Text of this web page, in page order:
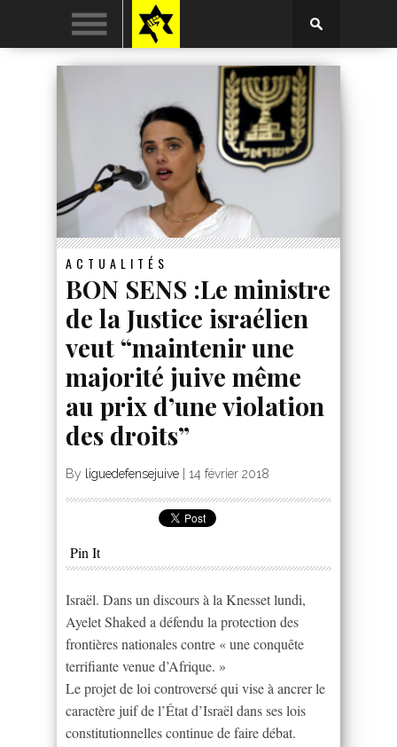
ACTUALITÉS
BON SENS :Le ministre
de la Justice israélien
veut “maintenir une
majorité juive même
au prix d’une violation
des droits”
By liguedefensejuive 14 février 2018
Pin It
Israël. Dans un discours à la Knesset lundi,
Ayelet Shaked a défendu la protection des
frontières nationales contre « une conquête
terrifiante venue d’Afrique. »
Le projet de loi controversé qui vise à ancrer le
caractère juif de l’État d’Israël dans ses lois
constitutionnelles continue de faire débat.